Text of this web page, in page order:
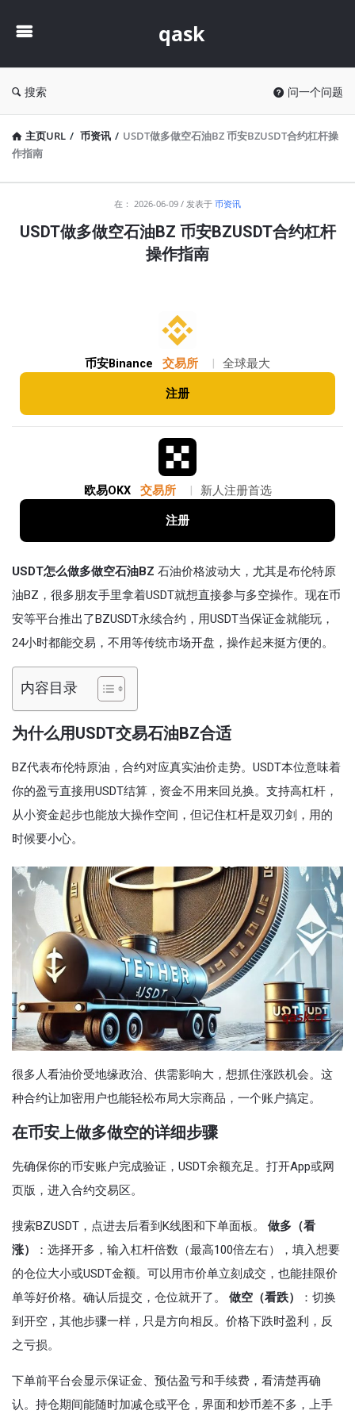
qask
搜索 问一个问题
主页URL / 币资讯 / USDT做多做空石油BZ 币安BZUSDT合约杠杆操
作指南
最
在： 2026-06-09 发表于 币资讯
USDT做多做空石油BZ 币安BZUSDT合约杠杆
操作指南
币安Binance 交易所 全球最大
注册
欧易OKX 交易所 新人注册首选
注册
USDT怎么做多做空石油BZ 石油价格波动大，尤其是布伦特原
油BZ，很多朋友手里拿着USDT就想直接参与多空操作。现在币
安等平台推出了BZUSDT永续合约，用USDT当保证金就能玩，
24小时都能交易，不用等传统市场开盘，操作起来挺方便的。
内容目录
为什么用USDT交易石油BZ合适
BZ代表布伦特原油，合约对应真实油价走势。USDT本位意味着
你的盈亏直接用USDT结算，资金不用来回兑换。支持高杠杆，
从小资金起步也能放大操作空间，但记住杠杆是双刃剑，用的
时候要小心。
很多人看油价受地缘政治、供需影响大，想抓住涨跌机会。这
种合约让加密用户也能轻松布局大宗商品，一个账户搞定。
在币安上做多做空的详细步骤
先确保你的币安账户完成验证，USDT余额充足。打开App或网
页版，进入合约交易区。
搜索BZUSDT，点进去后看到K线图和下单面板。 做多（看
涨）
：选择开多，输入杠杆倍数（最高100倍左右），填入想要
的仓位大小或USDT金额。可以用市价单立刻成交，也能挂限价
单等好价格。确认后提交，仓位就开了。 做空（看跌）
：切换
到开空，其他步骤一样，只是方向相反。价格下跌时盈利，反
之亏损。
下单前平台会显示保证金、预估盈亏和手续费，看清楚再确
认。持仓期间能随时加减仓或平仓，界面和炒币差不多，上手